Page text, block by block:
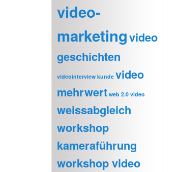
video-
marketingvideo
geschichten
videointerview kunde video
mehrwert web 2.0 video
weissabgleich
workshop
kameraführung
workshop video